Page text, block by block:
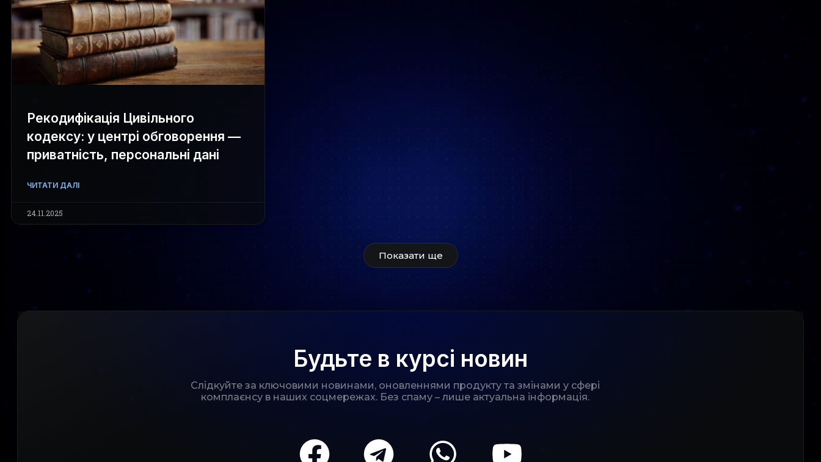
Рекодифікація Цивільного
кодексу: у центрі обговорення —
приватність, персональні дані
ЧИТАТИ ДАЛІ
24.11.2025
Показати ще
Будьте в курсі новин
Слідкуйте за ключовими новинами, оновленнями продукту та змінами у сфері
комплаєнсу в наших соцмережах. Без спаму – лише актуальна інформація.